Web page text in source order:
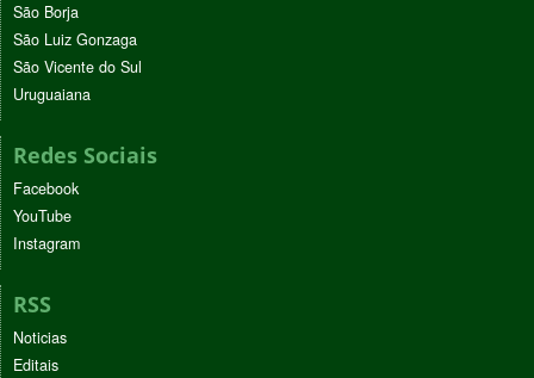
São Borja
São Luiz Gonzaga
São Vicente do Sul
Uruguaiana
Redes Sociais
Facebook
YouTube
Instagram
RSS
Noticias
Editais